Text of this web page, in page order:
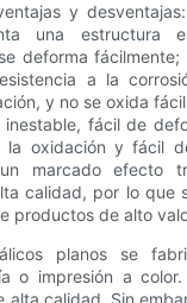
y
una estructura
deforma fácilmente;
a la
y no se oxida
inestable, fácil de
la oxidación y fácil
marcado efecto
calidad, por lo que
productos de alto
planos se
o impresión a